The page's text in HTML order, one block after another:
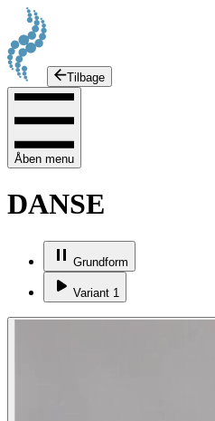
Tilbage
Åben menu
DANSE
Grundform
Variant 1